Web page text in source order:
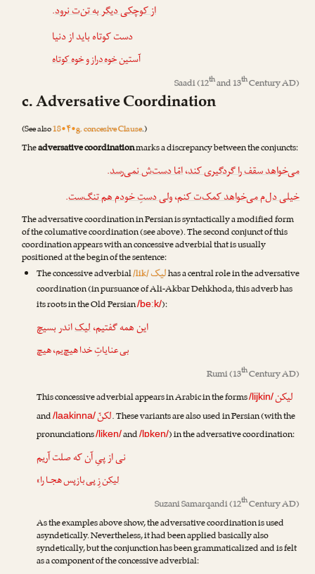
از کوچکی دیگر به تن‌ت نرود.
دست کوتاه باید از دنیا
آستینخوه درازوخوه کوتاه
Saadi(12thand 13thCentury AD)
c. Adversative Coordination
(See also18•۴•g. concesive Clause.)
Theadversative coordinationmarks a discrepancy between the conjuncts:
می‌خواهد سقف را گردگیری کند،امّا دست‌ش نمی‌رسد.
خیلی دل‌م می‌خواهد کمک‌ت کنم،ولی دستِ خودم هم تنگ‌ست.
The adversative coordination in Persian is syntactically a modified form
of the columative coordination (see above). The second conjunct of this
coordination appears with an concessive adverbial that is usually
positioned at the begin of the sentence:
The concessive adverbial/lik/لیکhas a central role in the adversative
coordination (in pursuance ofAli-Akbar Dehkhoda, this adverb has
its roots in the Old Persian/beːk/):
این همه گفتیم،لیکاندر بسیچ
بی عنایاتِ خدا هیچ‌یم، هیچ
Rumi(13thCentury AD)
This concessive adverbial appears in Arabic in the forms/lijkin/لیکن
and/laakinna/لکنّ. These variants are also used in Persian (with the
pronunciations/liken/and/lɒken/) in the adversative coordination:
نی از پیِ آن که صلت آریم
لیکنزِ پی بازپس هجـا را»
Suzani Samarqandi(12thCentury AD)
As the examples above show, the adversative coordination is used
asyndetically. Nevertheless, it had been applied basically also
syndetically, but the conjunction has been grammaticalized and is felt
as a component of the concessive adverbial: